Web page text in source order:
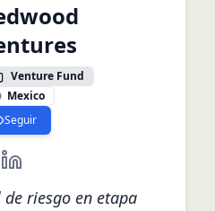
Venture Fund
Mexico
Seguir
www.redwood.ventures/
https://mx.linkedin.com/
riesgo en etapa